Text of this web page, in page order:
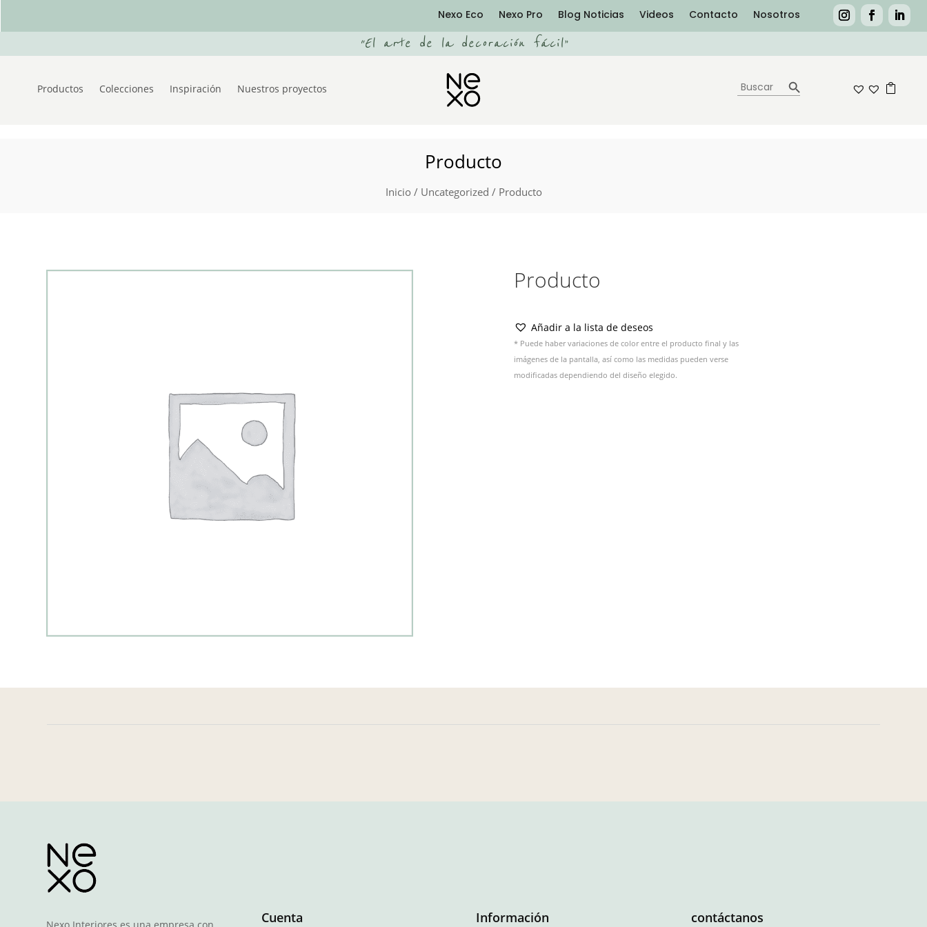
Nexo Eco Nexo Pro Blog Noticias Videos Contacto Nosotros
“El arte de la decoración fácil”
Productos Colecciones Inspiración Nuestros proyectos
Producto
Inicio / Uncategorized / Producto
Producto
Añadir a la lista de deseos
* Puede haber variaciones de color entre el producto final y las
imágenes de la pantalla, así como las medidas pueden verse
modificadas dependiendo del diseño elegido.
Cuenta Información contáctanos